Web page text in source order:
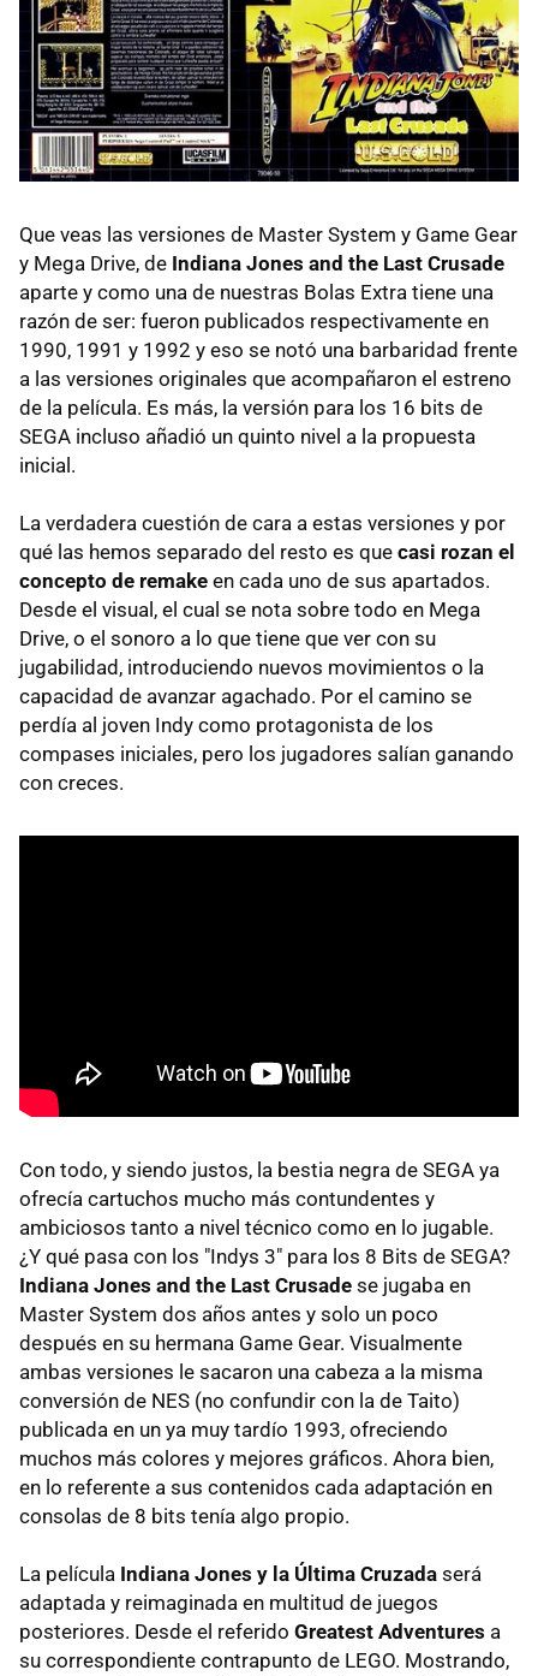
Que veas las versiones de Master System y Game Gear
y Mega Drive, de Indiana Jones and the Last Crusade
aparte y como una de nuestras Bolas Extra tiene una
razón de ser: fueron publicados respectivamente en
1990, 1991 y 1992 y eso se notó una barbaridad frente
a las versiones originales que acompañaron el estreno
de la película. Es más, la versión para los 16 bits de
SEGA incluso añadió un quinto nivel a la propuesta
inicial.
La verdadera cuestión de cara a estas versiones y por
qué las hemos separado del resto es que casi rozan el
concepto de remake en cada uno de sus apartados.
Desde el visual, el cual se nota sobre todo en Mega
Drive, o el sonoro a lo que tiene que ver con su
jugabilidad, introduciendo nuevos movimientos o la
capacidad de avanzar agachado. Por el camino se
perdía al joven Indy como protagonista de los
compases iniciales, pero los jugadores salían ganando
con creces.
Con todo, y siendo justos, la bestia negra de SEGA ya
ofrecía cartuchos mucho más contundentes y
ambiciosos tanto a nivel técnico como en lo jugable.
¿Y qué pasa con los "Indys 3" para los 8 Bits de SEGA?
Indiana Jones and the Last Crusade se jugaba en
Master System dos años antes y solo un poco
después en su hermana Game Gear. Visualmente
ambas versiones le sacaron una cabeza a la misma
conversión de NES (no confundir con la de Taito)
publicada en un ya muy tardío 1993, ofreciendo
muchos más colores y mejores gráficos. Ahora bien,
en lo referente a sus contenidos cada adaptación en
consolas de 8 bits tenía algo propio.
La película Indiana Jones y la Última Cruzada será
adaptada y reimaginada en multitud de juegos
posteriores. Desde el referido Greatest Adventures a
su correspondiente contrapunto de LEGO. Mostrando,